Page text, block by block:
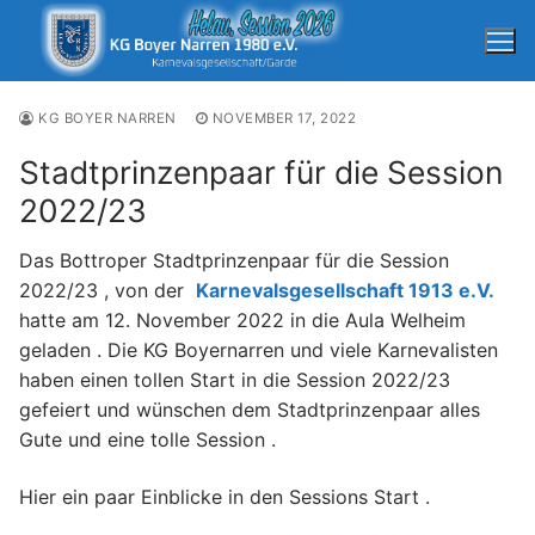
springen
Suchen
nach:
Startseite
Training
Verein
Verein
Unterstützung
Unterstützung
Unterstützung Session 2025/26
Nikolausfeier KG Boyer Narren
Nikolausfeier 2022 – Hensel&Gretel
Kontakt
KG BOYER NARREN NOVEMBER 17, 2022
Stadtprinzenpaar für die Session
2022/23
Das Bottroper Stadtprinzenpaar für die Session
2022/23 , von der Karnevalsgesellschaft 1913 e.V.
hatte am 12. November 2022 in die Aula Welheim
geladen . Die KG Boyernarren und viele Karnevalisten
haben einen tollen Start in die Session 2022/23
gefeiert und wünschen dem Stadtprinzenpaar alles
Gute und eine tolle Session .
Hier ein paar Einblicke in den Sessions Start .